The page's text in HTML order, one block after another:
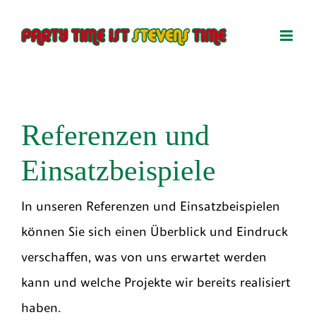
Inhalt
Referenzen und
Einsatzbeispiele
In unseren Referenzen und Einsatzbeispielen
können Sie sich einen Überblick und Eindruck
verschaffen, was von uns erwartet werden
kann und welche Projekte wir bereits realisiert
haben.